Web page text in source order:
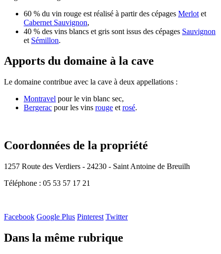
60 % du vin rouge est réalisé à partir des cépages Merlot et
Cabernet Sauvignon,
40 % des vins blancs et gris sont issus des cépages Sauvignon
et Sémillon.
Apports du domaine à la cave
Le domaine contribue avec la cave à deux appellations :
Montravel pour le vin blanc sec,
Bergerac pour les vins rouge et rosé.
Coordonnées de la propriété
1257 Route des Verdiers - 24230 - Saint Antoine de Breuilh
Téléphone : 05 53 57 17 21
Facebook Google Plus Pinterest Twitter
Dans la même rubrique